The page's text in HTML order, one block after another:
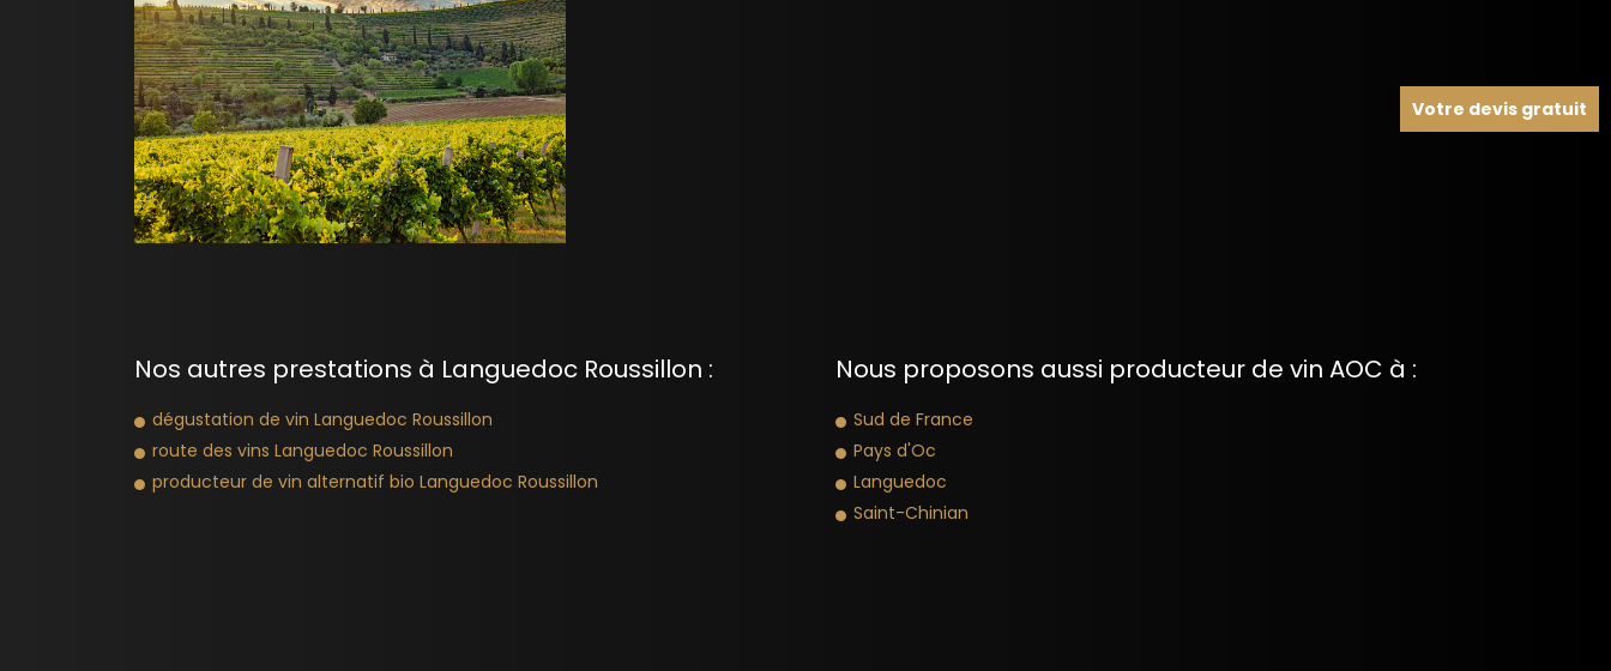
Nos autres prestations à Languedoc Roussillon :
dégustation de vin Languedoc Roussillon
route des vins Languedoc Roussillon
producteur de vin alternatif bio Languedoc Roussillon
Nous proposons aussi producteur de vin AOC à :
Sud de France
Pays d'Oc
Languedoc
Saint-Chinian
Votre devis gratuit